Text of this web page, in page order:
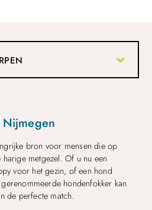
bron voor mensen die op
harige metgezel. Of u nu een
voor het gezin, of een hond
hondenfokker kan
de perfecte match.